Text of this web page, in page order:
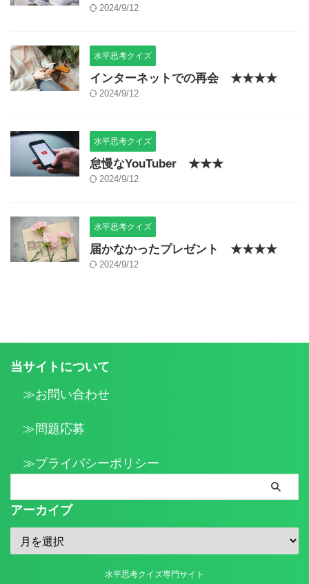
2024/9/12
水平思考クイズ
インターネットでの再会 ★★★★
2024/9/12
水平思考クイズ
怠慢なYouTuber ★★★
2024/9/12
水平思考クイズ
届かなかったプレゼント ★★★★
2024/9/12
当サイトについて
≫お問い合わせ
≫問題応募
≫プライバシーポリシー
アーカイブ
水平思考クイズ専門サイト